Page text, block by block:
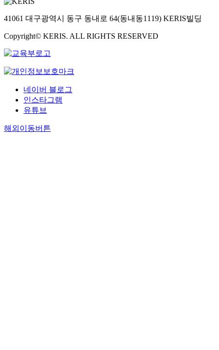
41061 대구광역시 동구 동내로 64(동내동1119) KERIS빌딩
Copyright© KERIS. ALL RIGHTS RESERVED
네이버 블로그
인스타그램
유튜브
해외이동버튼